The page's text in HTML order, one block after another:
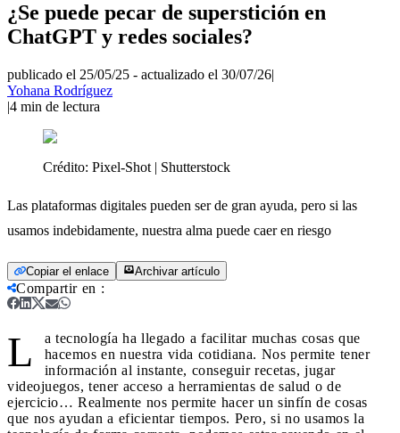
¿Se puede pecar de superstición en
ChatGPT y redes sociales?
publicado el 25/05/25 - actualizado el 30/07/26|
Yohana Rodríguez
|4 min de lectura
Crédito: Pixel-Shot | Shutterstock
Las plataformas digitales pueden ser de gran ayuda, pero si las
usamos indebidamente, nuestra alma puede caer en riesgo
Copiar el enlace Archivar artículo
Compartir en :
L
a tecnología ha llegado a facilitar muchas cosas que
hacemos en nuestra vida cotidiana. Nos permite tener
información al instante, conseguir recetas, jugar
videojuegos, tener acceso a herramientas de salud o de
ejercicio… Realmente nos permite hacer un sinfín de cosas
que nos ayudan a eficientar tiempos. Pero, si no usamos la